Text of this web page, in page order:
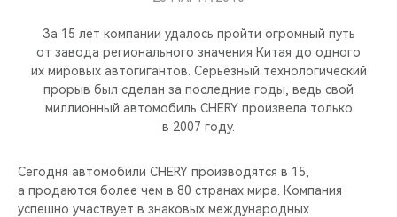
КРОССОВЕРЫ
СЕДАНЫ
НОВИНКИ
МЫ В СОЦСЕТЯХ
КРЕДИТ И СТРАХОВАНИЕ
АКСЕССУАРЫ
ЗАПЧАСТИ И АКСЕССУАРЫ
ПОДДЕРЖКА
CHERY В СОЦСЕТЯХ
ЛЮДИ CHERY
CHERY И СПОРТ
За 15 лет компании удалось пройти огромный путь
от завода регионального значения Китая до одного
их мировых автогигантов. Серьезный технологический
прорыв был сделан за последние годы, ведь свой
миллионный автомобиль CHERY произвела только
в 2007 году.
Сегодня автомобили CHERY производятся в 15,
а продаются более чем в 80 странах мира. Компания
успешно участвует в знаковых международных